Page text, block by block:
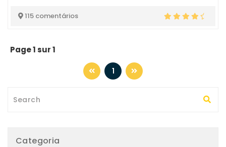
115 comentários
Page 1 sur 1
1
Categoria